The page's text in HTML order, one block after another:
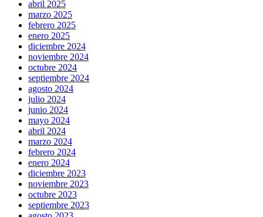
abril 2025
marzo 2025
febrero 2025
enero 2025
diciembre 2024
noviembre 2024
octubre 2024
septiembre 2024
agosto 2024
julio 2024
junio 2024
mayo 2024
abril 2024
marzo 2024
febrero 2024
enero 2024
diciembre 2023
noviembre 2023
octubre 2023
septiembre 2023